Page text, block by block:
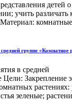
детей
учить различать
комнатные
группе «Комнатное
в средней
Цели: Закрепление
растениях:
зеленые;